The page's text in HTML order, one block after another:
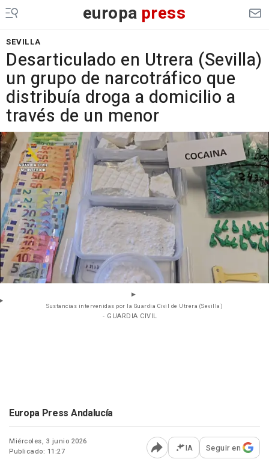
europa press
SEVILLA
Desarticulado en Utrera (Sevilla)
un grupo de narcotráfico que
distribuía droga a domicilio a
través de un menor
Sustancias intervenidas por la Guardia Civil de Utrera (Sevilla)
- GUARDIA CIVIL
Europa Press Andalucía
Miércoles, 3 junio 2026
Publicado: 11:27
Abrir opciones para
IA Seguir en